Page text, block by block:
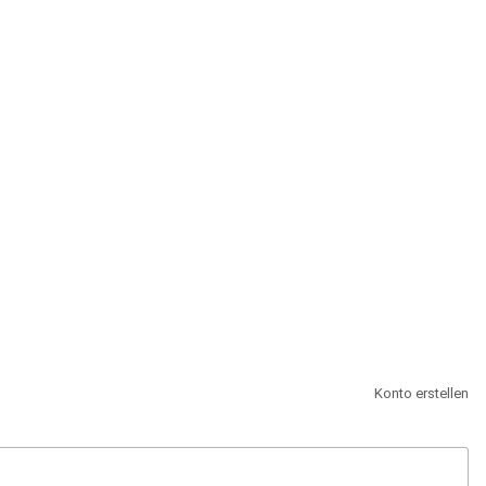
Konto erstellen